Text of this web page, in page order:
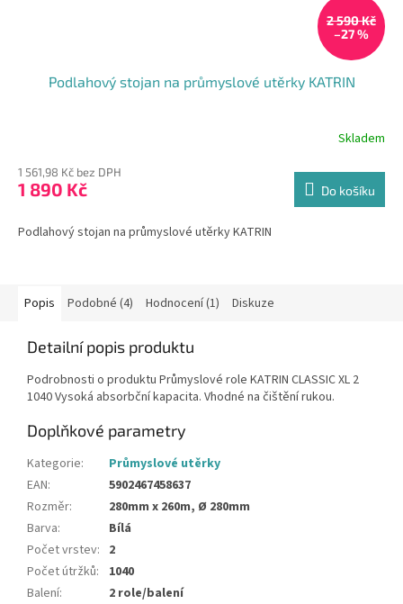
2 590 Kč
–27 %
Podlahový stojan na průmyslové utěrky KATRIN
Skladem
1 561,98 Kč bez DPH
1 890 Kč Do košíku
Podlahový stojan na průmyslové utěrky KATRIN
Popis Podobné (4) Hodnocení (1) Diskuze
Detailní popis produktu
Podrobnosti o produktu Průmyslové role KATRIN CLASSIC XL 2
1040 Vysoká absorbční kapacita. Vhodné na čištění rukou.
Doplňkové parametry
Kategorie:
Průmyslové utěrky
EAN:
5902467458637
Rozměr:
280mm x 260m, Ø 280mm
Barva:
Bílá
Počet vrstev: 2
Počet útržků:
1040
Balení: 2 role/balení